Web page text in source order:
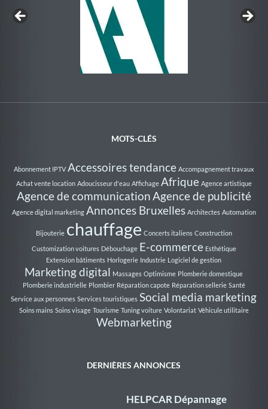
Au Rythme de la Nage
MOTS-CLÉS
Abonnement IPTV Accessoires tendance Accompagnement travaux
Achat vente location Adoucisseur d'eau Affichage Afrique Agence artistique
Agence de communicationAgence de publicité
Agence digital marketing Annonces Bruxelles Architectes Automation
Bijouterie chauffage Concerts italiens Construction
Customization voitures Débouchage E-commerce Esthétique
Extension bâtiments Horlogerie Industrie Logiciel de gestion
Marketing digital Massages Optimisme Plomberie domestique
Plomberie industrielle Plombier Réparation capote Réparation sellerie Santé
Service aux personnes Services touristiques Social media marketing
Soins mains Soins visage Tourisme Tuning voiture Volontariat Véhicule utilitaire
Webmarketing
DERNIÈRES ANNONCES
HELPCAR Dépannage